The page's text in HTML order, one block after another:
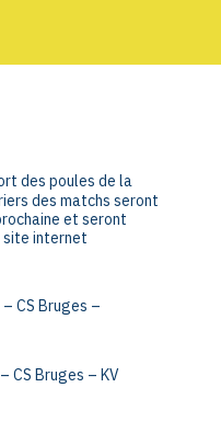
des poules de la
des matchs seront
et seront
site internet
CS Bruges –
CS Bruges – KV